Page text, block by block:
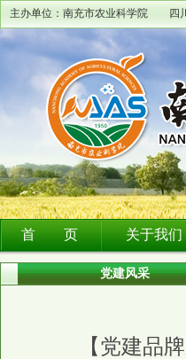
主办单位：南充市农业科学院 四
首 页 关于我们
党建风采
【党建品